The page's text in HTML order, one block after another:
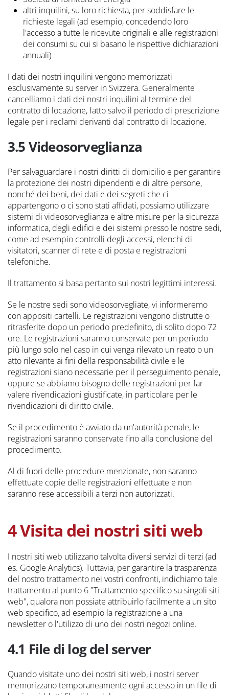
altri inquilini, su loro richiesta, per soddisfare le
richieste legali (ad esempio, concedendo loro
l'accesso a tutte le ricevute originali e alle registrazioni
dei consumi su cui si basano le rispettive dichiarazioni
annuali)
I dati dei nostri inquilini vengono memorizzati
esclusivamente su server in Svizzera. Generalmente
cancelliamo i dati dei nostri inquilini al termine del
contratto di locazione, fatto salvo il periodo di prescrizione
legale per i reclami derivanti dal contratto di locazione.
3.5 Videosorveglianza
Per salvaguardare i nostri diritti di domicilio e per garantire
la protezione dei nostri dipendenti e di altre persone,
nonché dei beni, dei dati e dei segreti che ci
appartengono o ci sono stati affidati, possiamo utilizzare
sistemi di videosorveglianza e altre misure per la sicurezza
informatica, degli edifici e dei sistemi presso le nostre sedi,
come ad esempio controlli degli accessi, elenchi di
visitatori, scanner di rete e di posta e registrazioni
telefoniche.
Il trattamento si basa pertanto sui nostri legittimi interessi.
Se le nostre sedi sono videosorvegliate, vi informeremo
con appositi cartelli. Le registrazioni vengono distrutte o
ritrasferite dopo un periodo predefinito, di solito dopo 72
ore. Le registrazioni saranno conservate per un periodo
più lungo solo nel caso in cui venga rilevato un reato o un
atto rilevante ai fini della responsabilità civile e le
registrazioni siano necessarie per il perseguimento penale,
oppure se abbiamo bisogno delle registrazioni per far
valere rivendicazioni giustificate, in particolare per le
rivendicazioni di diritto civile.
Se il procedimento è avviato da un'autorità penale, le
registrazioni saranno conservate fino alla conclusione del
procedimento.
Al di fuori delle procedure menzionate, non saranno
effettuate copie delle registrazioni effettuate e non
saranno rese accessibili a terzi non autorizzati.
4 Visita dei nostri siti web
I nostri siti web utilizzano talvolta diversi servizi di terzi (ad
es. Google Analytics). Tuttavia, per garantire la trasparenza
del nostro trattamento nei vostri confronti, indichiamo tale
trattamento al punto 6 "Trattamento specifico su singoli siti
web", qualora non possiate attribuirlo facilmente a un sito
web specifico, ad esempio la registrazione a una
newsletter o l'utilizzo di uno dei nostri negozi online.
4.1 File di log del server
Quando visitate uno dei nostri siti web, i nostri server
memorizzano temporaneamente ogni accesso in un file di